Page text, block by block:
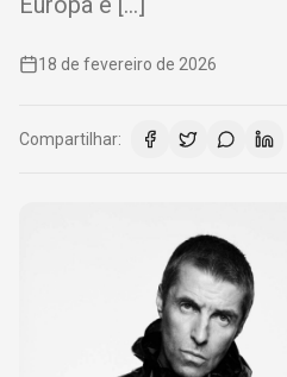
18 de fevereiro de 2026
Compartilhar: